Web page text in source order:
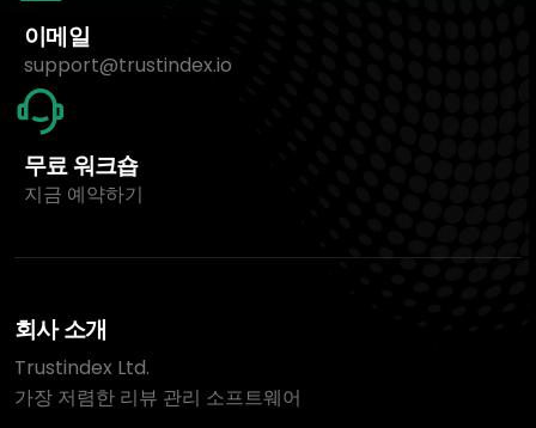
이메일
support@trustindex.io
무료 워크숍
지금 예약하기
회사 소개
Trustindex Ltd.
가장 저렴한 리뷰 관리 소프트웨어